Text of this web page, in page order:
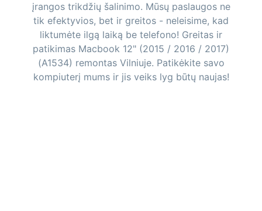
įrangos trikdžių šalinimo. Mūsų paslaugos ne
tik efektyvios, bet ir greitos - neleisime, kad
liktumėte ilgą laiką be telefono! Greitas ir
patikimas Macbook 12" (2015 / 2016 / 2017)
(A1534) remontas Vilniuje. Patikėkite savo
kompiuterį mums ir jis veiks lyg būtų naujas!